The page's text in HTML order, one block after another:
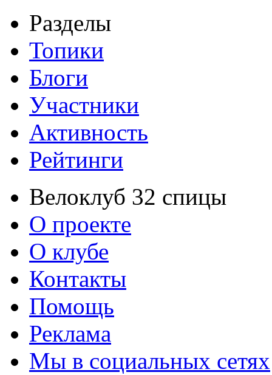
Разделы
Топики
Блоги
Участники
Активность
Рейтинги
Велоклуб 32 спицы
О проекте
О клубе
Контакты
Помощь
Реклама
Мы в социальных сетях